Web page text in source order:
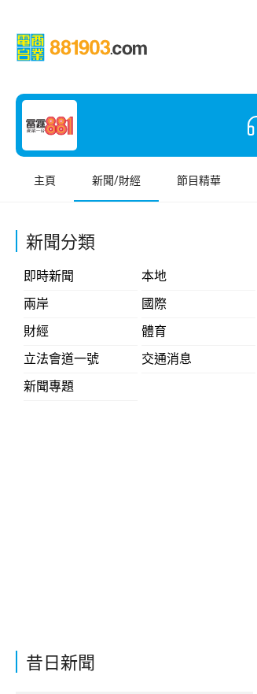
主頁 新聞/財經 節目精華
新聞分類
即時新聞
本地
兩岸
國際
財經
體育
立法會道一號
交通消息
新聞專題
昔日新聞